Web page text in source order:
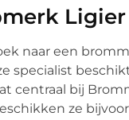
Ligier
naar een
specialist
centraal bij
ze